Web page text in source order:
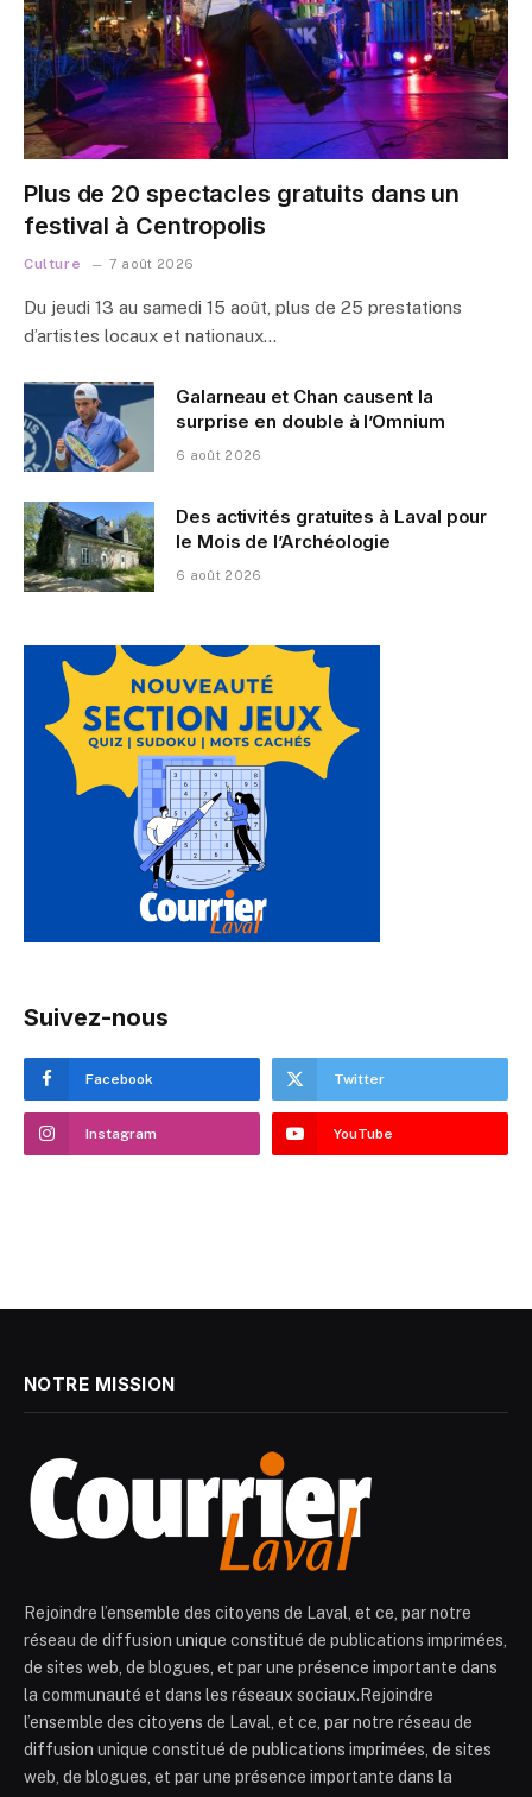
Plus de 20 spectacles gratuits dans un
festival à Centropolis
Culture 7 août 2026
Du jeudi 13 au samedi 15 août, plus de 25 prestations
d’artistes locaux et nationaux…
Galarneau et Chan causent la
surprise en double à l’Omnium
6 août 2026
Des activités gratuites à Laval pour
le Mois de l’Archéologie
6 août 2026
Suivez-nous
Facebook Twitter
Instagram YouTube
NOTRE MISSION
Rejoindre l’ensemble des citoyens de Laval, et ce, par notre
réseau de diffusion unique constitué de publications imprimées,
de sites web, de blogues, et par une présence importante dans
la communauté et dans les réseaux sociaux.Rejoindre
l’ensemble des citoyens de Laval, et ce, par notre réseau de
diffusion unique constitué de publications imprimées, de sites
web, de blogues, et par une présence importante dans la